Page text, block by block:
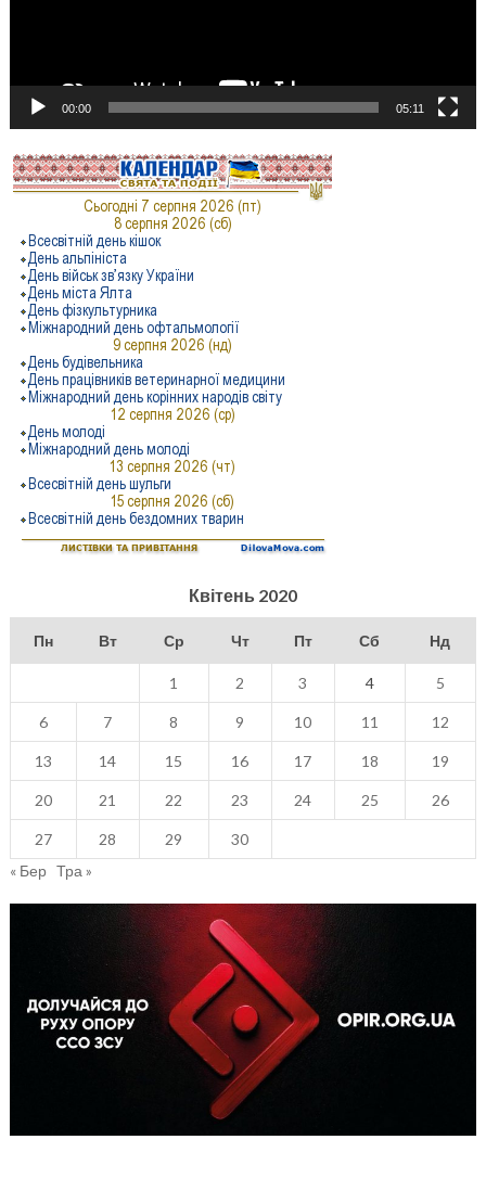
00:00 05:11
Квітень 2020
Пн Вт Ср Чт Пт Сб Нд
1 2 3 4 5
6 7 8 9 10 11 12
13 14 15 16 17 18 19
20 21 22 23 24 25 26
27 28 29
30
« Бер Тра »